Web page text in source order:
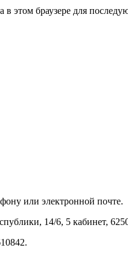
в этом браузере для
или электронной почте.
14/6, 5 кабинет,